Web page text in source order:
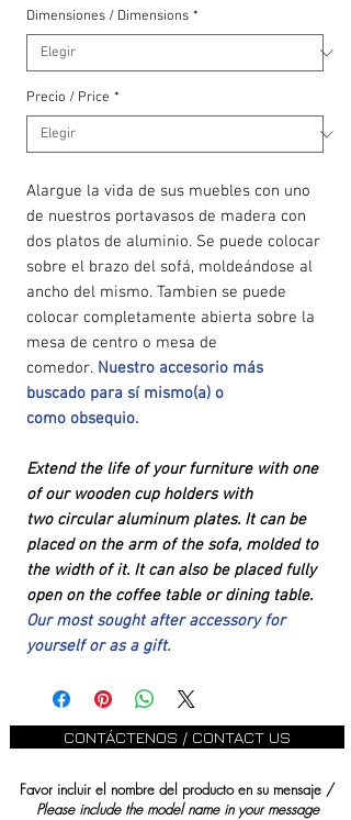
Dimensiones / Dimensions *
Precio / Price *
Alargue la vida de sus muebles con uno
de nuestros portavasos de madera con
dos platos de aluminio. Se puede colocar
sobre el brazo del sofá, moldeándose al
ancho del mismo. Tambien se puede
colocar completamente abierta sobre la
mesa de centro o mesa de
comedor. Nuestro accesorio más
buscado para sí mismo(a) o
como obsequio.
Extend the life of your furniture with one
of our wooden cup holders with
two circular aluminum plates. It can be
placed on the arm of the sofa, molded to
the width of it. It can also be placed fully
open on the coffee table or dining table.
Our most sought after accessory for
yourself or as a gift.
CONTÁCTENOS / CONTACT US
Favor incluir el nombre del producto en su mensaje /
Please include the model name in your message